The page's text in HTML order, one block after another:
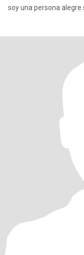
soy una persona alegre